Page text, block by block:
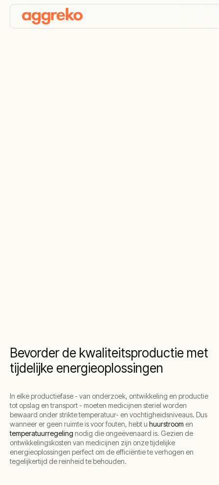
Bevorder de kwaliteitsproductie met
tijdelijke energieoplossingen
In elke productiefase - van onderzoek, ontwikkeling en productie
tot opslag en transport - moeten medicijnen steriel worden
bewaard onder strikte temperatuur- en vochtigheidsniveaus. Dus
wanneer er geen ruimte is voor fouten, hebt u huurstroom en
temperatuurregeling nodig die ongeëvenaard is. Gezien de
ontwikkelingskosten van medicijnen zijn onze tijdelijke
energieoplossingen perfect om de efficiëntie te verhogen en
tegelijkertijd de reinheid te behouden.